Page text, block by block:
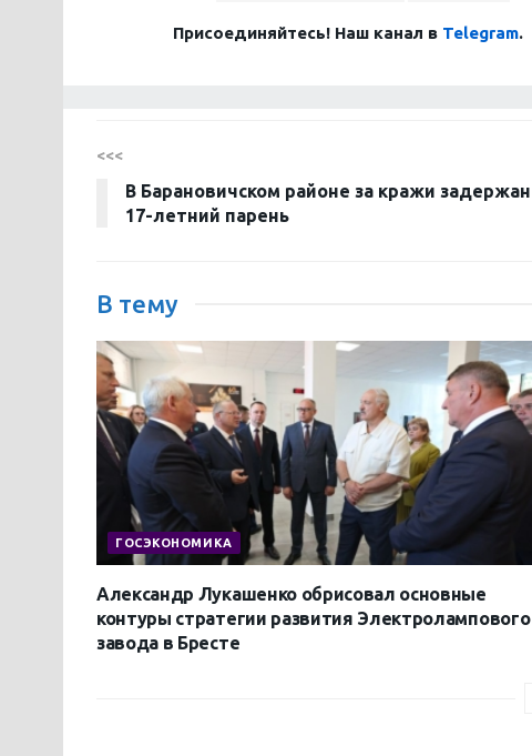
Присоединяйтесь! Наш канал в Telegram.
<<<
В Барановичском районе за кражи задержан
17-летний парень
В тему
ГОСЭКОНОМИКА
Александр Лукашенко обрисовал основные
контуры стратегии развития Электролампового
завода в Бресте